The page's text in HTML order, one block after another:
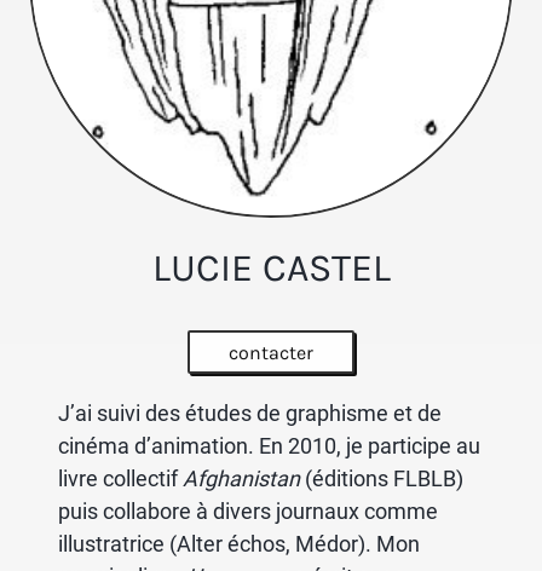
LUCIE CASTEL
contacter
J’ai suivi des études de graphisme et de
cinéma d’ani­ma­tion. En 2010, je parti­cipe au
livre collec­tifAfgha­nis­tan(éditions FLBLB)
puis colla­bore à divers jour­naux comme
illus­tra­trice (Alter échos, Médor). Mon